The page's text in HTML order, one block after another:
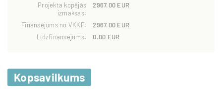
Projekta kopējās
izmaksas:
2967.00 EUR
Finansējums no VKKF:
2967.00 EUR
Līdzfinansējums:
0.00 EUR
Kopsavilkums